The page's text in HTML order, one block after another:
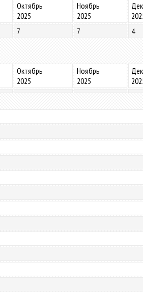
Октябрь
2025
Ноябрь
2025
7 7 4
Октябрь
2025
Ноябрь
2025